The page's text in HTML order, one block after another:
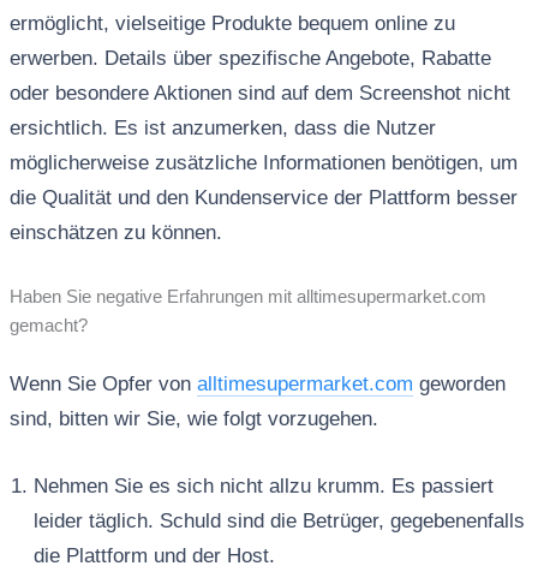
ermöglicht, vielseitige Produkte bequem online zu
erwerben. Details über spezifische Angebote, Rabatte
oder besondere Aktionen sind auf dem Screenshot nicht
ersichtlich. Es ist anzumerken, dass die Nutzer
möglicherweise zusätzliche Informationen benötigen, um
die Qualität und den Kundenservice der Plattform besser
einschätzen zu können.
Haben Sie negative Erfahrungen mit alltimesupermarket.com
gemacht?
Wenn Sie Opfer von alltimesupermarket.com geworden
sind, bitten wir Sie, wie folgt vorzugehen.
Nehmen Sie es sich nicht allzu krumm. Es passiert
leider täglich. Schuld sind die Betrüger, gegebenenfalls
die Plattform und der Host.